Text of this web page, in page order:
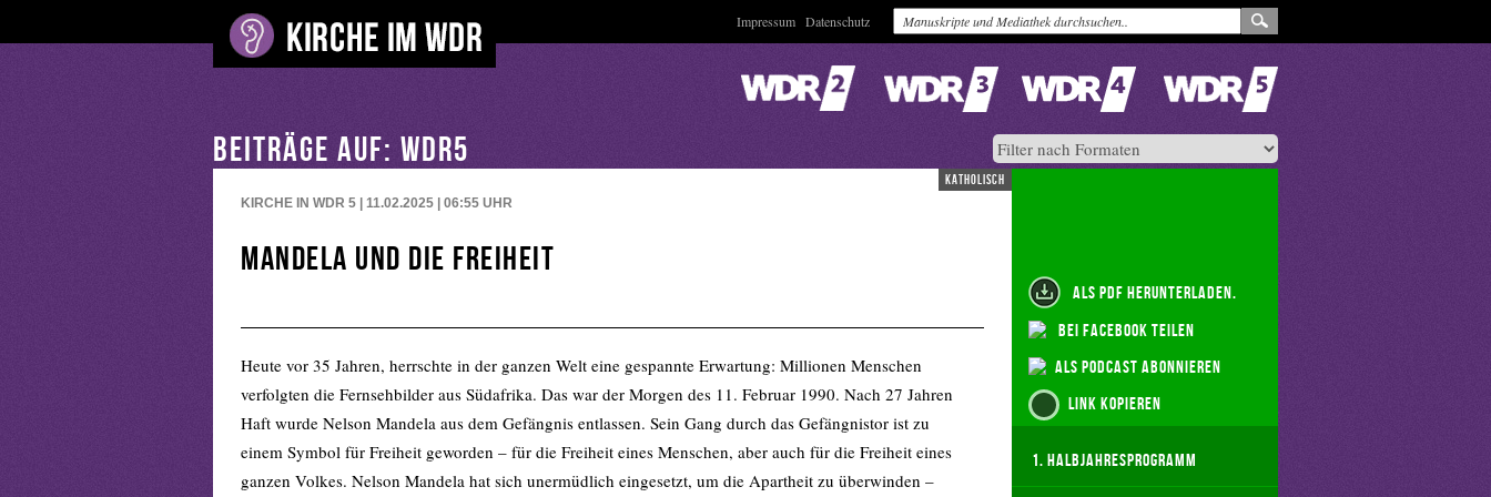
Impressum Datenschutz
BEITRÄGE AUF: WDR5
katholisch
KIRCHE IN WDR 5 | 11.02.2025 | 06:55 UHR
Mandela und die Freiheit
Heute vor 35 Jahren, herrschte in der ganzen Welt eine gespannte Erwartung: Millionen Menschen
verfolgten die Fernsehbilder aus Südafrika. Das war der Morgen des 11. Februar 1990. Nach 27 Jahren
Haft wurde Nelson Mandela aus dem Gefängnis entlassen. Sein Gang durch das Gefängnistor ist zu
einem Symbol für Freiheit geworden – für die Freiheit eines Menschen, aber auch für die Freiheit eines
ganzen Volkes. Nelson Mandela hat sich unermüdlich eingesetzt, um die Apartheit zu überwinden –
als PDF herunterladen.
bei Facebook teilen
als Podcast abonnieren
Link kopieren
1. Halbjahresprogramm